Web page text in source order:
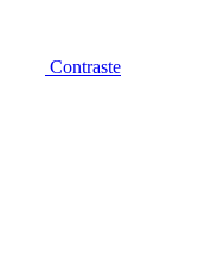
Contraste